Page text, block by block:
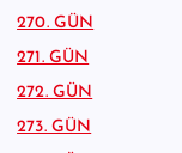
270. GÜN
271. GÜN
272. GÜN
273. GÜN